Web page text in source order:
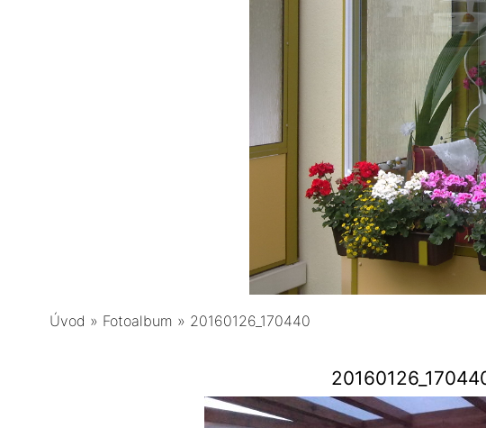
Úvod » Fotoalbum » 20160126_170440